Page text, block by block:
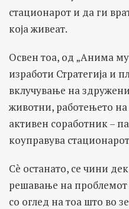
стационарот и да ги
која живеат.
Освен тоа, од „Анима
изработи Стратегија и
вклучување на
животни, работењето
активен соработник –
коуправува
Сè останато, се чини
решавање на
со оглед на тоа што во